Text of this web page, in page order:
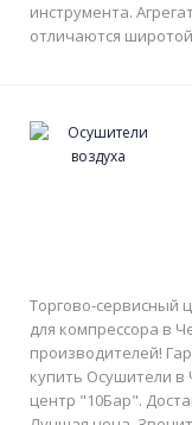
инструмента.
отличаются
Торгово-сервисный
для компрессора в
производителей!
купить Осушители в
центр "10Бар".